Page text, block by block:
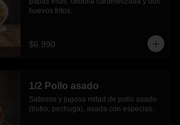
huevos fritos.
$6.990
1/2 Pollo asado
Sabroso y jugosa mitad de pollo asado
(trutro, pechuga), asada con especias.